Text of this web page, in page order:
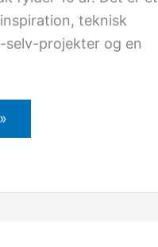
teknisk
projekter og en